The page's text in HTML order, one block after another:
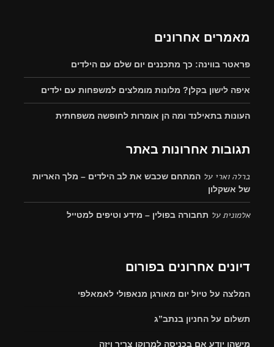
מאמרים אחרונים
פראטר בווינה: כך מתכננים יום שלם עם הילדים
איפה לישון בקלן? מלונות מומלצים למשפחות עם ילדים
העונות בתאילנד ומה הן אומרות לחופשה משפחתית
תגובות אחרונות באתר
ברלה וארי על המתחם שכבש את לב הילדים – מלך האריות
של אשקלון
אלמוניתעל תחבורה בפולין – מידע וטיפים למטייל
דיונים אחרונים בפורום
המלצה על טיול יום מאורגן מנאפולי לאמאלפי
תשלום על החניון בנתב”ג
מישהו יודע אם בכניסה למרוקו צריך ויזה